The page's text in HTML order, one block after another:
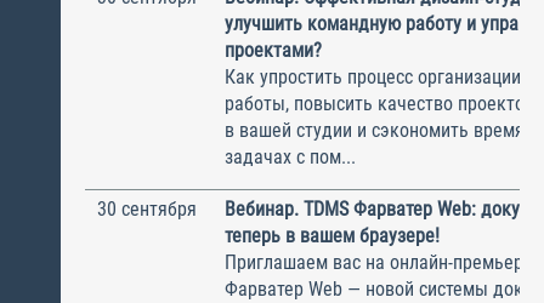
улучшить командную работу и
проектами?
Как упростить процесс организации
работы, повысить качество проектов
в вашей студии и сэкономить время
задачах с пом...
30 сентября
Вебинар. TDMS Фарватер Web:
теперь в вашем браузере!
Приглашаем вас на онлайн-премьеру
Фарватер Web — новой системы